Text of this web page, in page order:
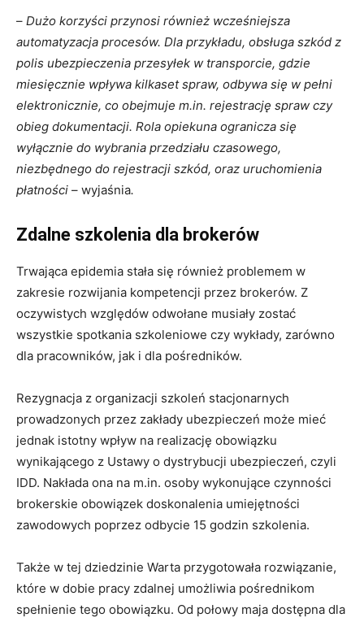
– Dużo korzyści przynosi również wcześniejsza
automatyzacja procesów. Dla przykładu, obsługa szkód z
polis ubezpieczenia przesyłek w transporcie, gdzie
miesięcznie wpływa kilkaset spraw, odbywa się w pełni
elektronicznie, co obejmuje m.in. rejestrację spraw czy
obieg dokumentacji. Rola opiekuna ogranicza się
wyłącznie do wybrania przedziału czasowego,
niezbędnego do rejestracji szkód, oraz uruchomienia
płatności – wyjaśnia.
Zdalne szkolenia dla brokerów
Trwająca epidemia stała się również problemem w
zakresie rozwijania kompetencji przez brokerów. Z
oczywistych względów odwołane musiały zostać
wszystkie spotkania szkoleniowe czy wykłady, zarówno
dla pracowników, jak i dla pośredników.
Rezygnacja z organizacji szkoleń stacjonarnych
prowadzonych przez zakłady ubezpieczeń może mieć
jednak istotny wpływ na realizację obowiązku
wynikającego z Ustawy o dystrybucji ubezpieczeń, czyli
IDD. Nakłada ona na m.in. osoby wykonujące czynności
brokerskie obowiązek doskonalenia umiejętności
zawodowych poprzez odbycie 15 godzin szkolenia.
Także w tej dziedzinie Warta przygotowała rozwiązanie,
które w dobie pracy zdalnej umożliwia pośrednikom
spełnienie tego obowiązku. Od połowy maja dostępna dla
Miło Cię widzieć. Zapisz się
na newsletter
ubezpieczeniowy!
Codzienny newsletter
(pn-pt)
Szkolenia i konferencje
Nowe produkty
ubezpieczeniowe
ubezpieczeniach
korzystania oraz Polityka
prywatności